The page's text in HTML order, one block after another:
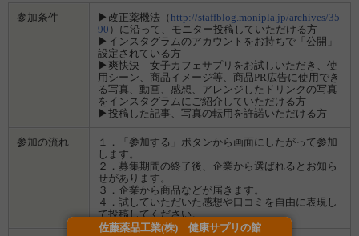
②牛乳(250ml)を注ぎ、よくかき混ぜてお召し上がりください。
【内容量】11.3g×14包
参加条件 ▶改正薬機法（http://staffblog.monipla.jp/archives/35
90 ）に沿って、モニター投稿していただける方
▶インスタグラムのアカウントをお持ちで「公開」
設定されている方
▶爽快決 女子カフェサプリをお試しいただき、使
用シーン、商品イメージ等、商品PR広告に使用でき
る写真、動画、感想、アレンジしたドリンクの写真
をインスタグラムにご紹介していただける方
▶投稿した記事、写真の転用を許諾いただける方
参加の流れ
１．「参加する」ボタンから画面にしたがって参加
します。
２．募集期間の終了後、企業から選ばれるとお知ら
せがあります。
３．企業から商品などが届きます。
４．試していただいた感想や口コミを自由に表現し
て投稿してください。
佐藤薬品工業(株) 健康サプリの館